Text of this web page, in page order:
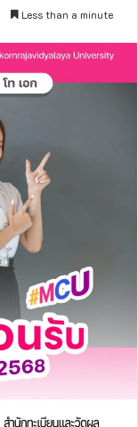
Less than a minute